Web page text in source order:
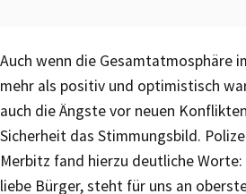
Auch wenn die Gesamtatmosphäre
mehr als positiv und optimistisch
auch die Ängste vor neuen
Sicherheit das Stimmungsbild.
Merbitz fand hierzu deutliche Worte:
liebe Bürger, steht für uns an